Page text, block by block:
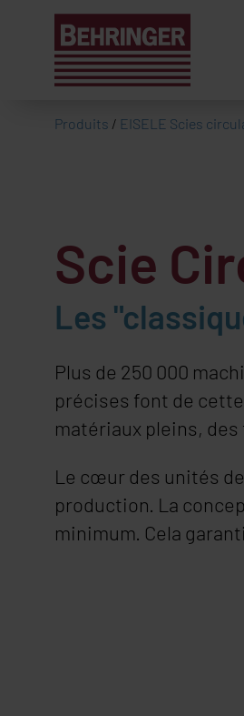
Produits / EISELE Scies
Scie
Les
Plus de 250 000
précises font de
matériaux pleins, des
Le cœur des unités
production. La
minimum. Cela